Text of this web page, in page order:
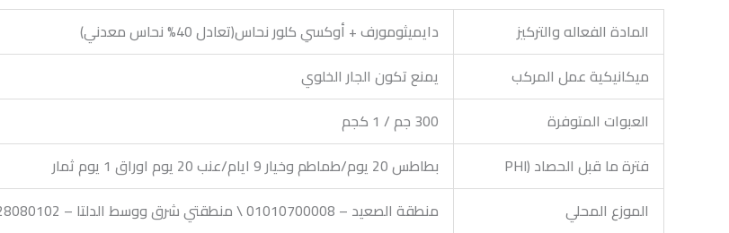
المادة الفعاله والتركيز
دايميثومورف + أوكسي كلور نحاس(تعادل 40% نحاس معدني)
ميكانيكية عمل المركب
يمنع تكون الجار الخلوي
العبوات المتوفرة
300 جم / 1 كجم
فترة ما قبل الحصاد (PHI
بطاطس 20 يوم/طماطم وخيار 9 ايام/عنب 20 يوم اوراق 1 يوم ثمار
الموزع المحلي
منطقة الصعيد – 01010700008 \ منطقتي شرق ووسط الدلتا – 01128080102 \ منطقة غرب الدلتا – 01145007555